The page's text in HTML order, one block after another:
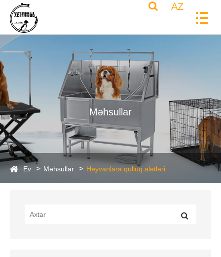
AZ
Məhsullar
Ev Məhsullar Heyvanlara qulluq alətləri